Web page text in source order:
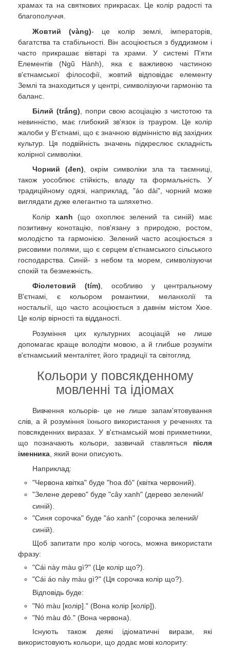
храмах та на святкових прикрасах. Це колір радості та
благополуччя.
Жовтий (vàng)- це колір землі, імператорів,
багатства та стабільності. Він асоціюється з буддизмом і
часто прикрашає вівтарі та храми. У системі П'яти
Елементів (Ngũ Hành), яка є важливою частиною
в'єтнамської філософії, жовтий відповідає елементу
Землі та знаходиться у центрі, символізуючи гармонію та
баланс.
Білий (trắng) , попри свою асоціацію з чистотою та
невинністю, має глибокий зв'язок із трауром. Це колір
жалоби у В'єтнамі, що є значною відмінністю від західних
культур. Ця подвійність значень підкреслює складність
колірної символіки.
Чорний (đen), окрім символіки зла та таємниці,
також уособлює стійкість, владу та формальність. У
традиційному одязі, наприклад, "áo dài", чорний може
виглядати дуже елегантно та шляхетно.
Колір xanh (що охоплює зелений та синій) має
позитивну конотацію, пов'язану з природою, ростом,
молодістю та гармонією. Зелений часто асоціюється з
рисовими полями, що є серцем в'єтнамського сільського
господарства. Синій- з небом та морем, символізуючи
спокій та безмежність.
Фіолетовий (tím) , особливо у центральному
В'єтнамі, є кольором романтики, меланхолії та
ностальгії, що часто асоціюється з давнім містом Хюе.
Це колір вірності та відданості.
Розуміння цих культурних асоціацій не лише
допомагає краще володіти мовою, а й глибше розуміти
в'єтнамський менталітет, його традиції та світогляд.
Кольори у повсякденному
мовленні та ідіомах
Вивчення кольорів- це не лише запам'ятовування
слів, а й розуміння їхнього використання у реченнях та
повсякденних виразах. У в'єтнамській мові прикметники,
що позначають кольори, зазвичай ставляться після
іменника , який вони описують.
Наприклад:
"Червона квітка" буде "hoa đỏ" (квітка червоний).
"Зелене дерево" буде "cây xanh" (дерево зелений/
синій).
"Синя сорочка" буде "áo xanh" (сорочка зелений/
синій).
Щоб запитати про колір чогось, можна використати
фразу:
"Cái này màu gì?" (Це колір що?).
"Cái áo này màu gì?" (Ця сорочка колір що?).
Відповідь буде:
"Nó màu [колір]." (Вона колір [колір]).
"Nó màu đỏ." (Вона червона).
Існують також деякі ідіоматичні вирази, які
використовують кольори, що додає мові колориту: